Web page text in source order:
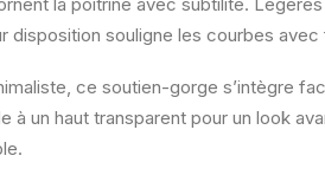
disposition souligne les courbes
ce soutien-gorge s’intègre
à un haut transparent pour un look